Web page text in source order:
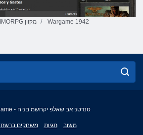
משחקי MMORPG מקוון Wargame 1942
© game-game - טנרטניאב שאלפ יקחשמ םניח
משחקים ברשת תגיות משוב